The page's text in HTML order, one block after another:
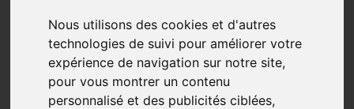
Nous utilisons des cookies et d'autres
technologies de suivi pour améliorer votre
expérience de navigation sur notre site,
pour vous montrer un contenu
personnalisé et des publicités ciblées,
Dada Drinks, Plus Pack, De
Trog ... Ils seront présents
sur le salon.